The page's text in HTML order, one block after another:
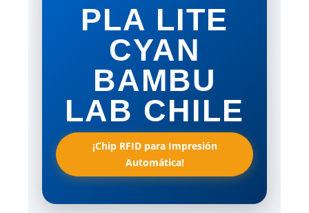
PLA LITE
CYAN
BAMBU
LAB CHILE
¡Chip RFID para Impresión
Automática!